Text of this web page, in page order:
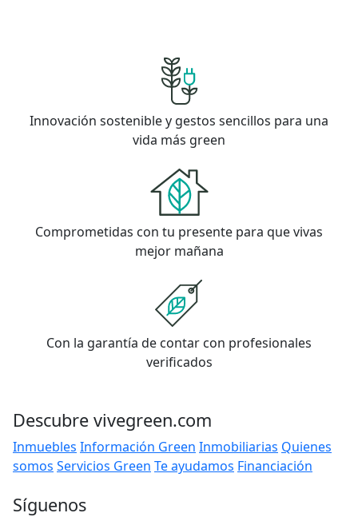
Innovación sostenible y gestos sencillos para una
vida más green
Comprometidas con tu presente para que vivas
mejor mañana
Con la garantía de contar con profesionales
verificados
Descubre vivegreen.com
Inmuebles Información Green Inmobiliarias Quienes
somos Servicios Green Te ayudamos Financiación
Síguenos